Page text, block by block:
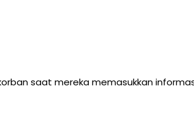
saat mereka memasukkan